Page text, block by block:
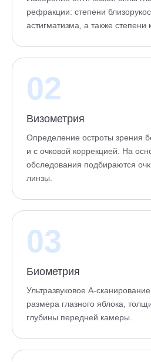
рефракции: степени
астигматизма, а также степени
02
Визометрия
Определение остроты зрения
и с очковой коррекцией. На
обследования подбираются
линзы.
03
Биометрия
Ультразвуковое А-
размера глазного яблока,
глубины передней камеры.